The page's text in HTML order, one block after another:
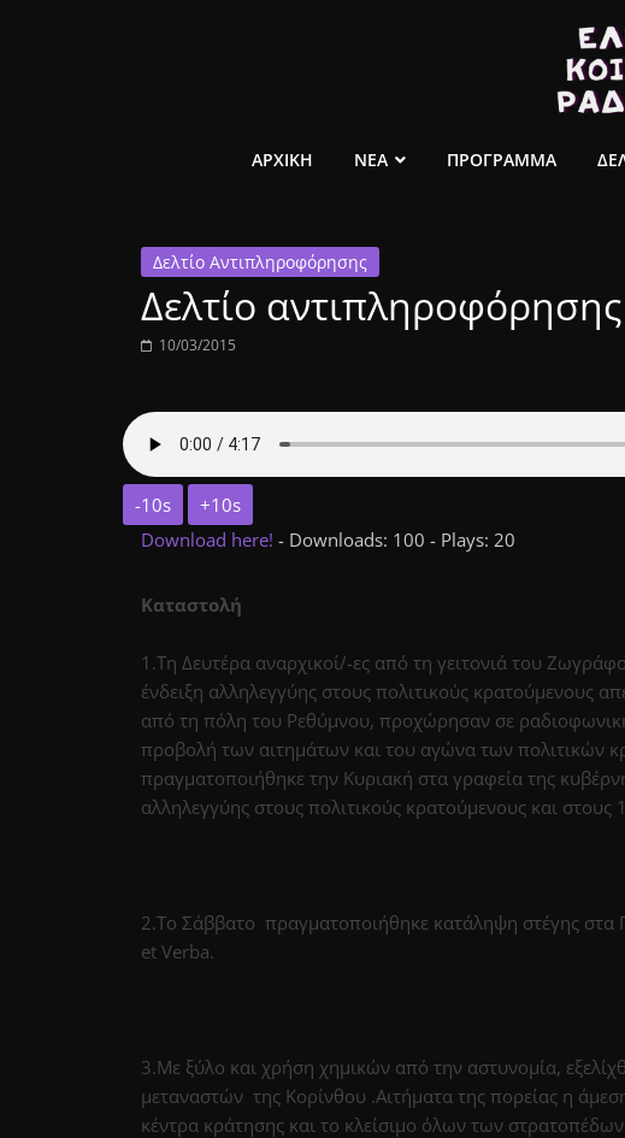
ελεύθερο
ραδιόφωνο
1431AM
ΑΡΧΙΚΗ ΝΕΑ ΠΡΟΓΡΑΜΜΑ
Δελτίο Αντιπληροφόρησης
Δελτίο
10/03/2015
-10s
+10s
Download here! - Downloads: 100 - Plays: 20
Καταστολή
1.Τη Δευτέρα αναρχικοί/-ες από τη γειτονιά του
ένδειξη αλληλεγγύης στους πολιτικούς κρατούμενους
από τη πόλη του Ρεθύμνου, προχώρησαν σε
προβολή των αιτημάτων και του αγώνα των πολιτικών
πραγματοποιήθηκε την Κυριακή στα γραφεία της
αλληλεγγύης στους πολιτικούς κρατούμενους και
2.Το Σάββατο πραγματοποιήθηκε κατάληψη στέγης στα
et Verba.
3.Με ξύλο και χρήση χημικών από την αστυνομία,
μεταναστών της Κορίνθου .Αιτήματα της πορείας η
κέντρα κράτησης και το κλείσιμο όλων των